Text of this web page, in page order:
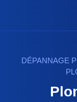
DÉPANNAGE